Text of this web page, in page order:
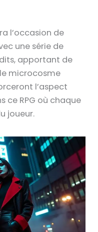
l’occasion de
une série de
apportant de
microcosme
l’aspect
ce RPG où chaque
joueur.